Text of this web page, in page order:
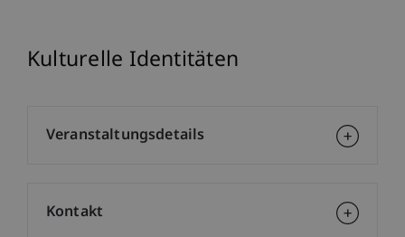
Kulturelle Identitäten
Veranstaltungsdetails
Kontakt